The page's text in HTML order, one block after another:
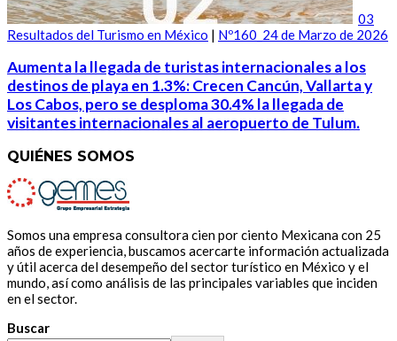
03
Resultados del Turismo en México | Nº160_24 de Marzo de 2026
Aumenta la llegada de turistas internacionales a los
destinos de playa en 1.3%: Crecen Cancún, Vallarta y
Los Cabos, pero se desploma 30.4% la llegada de
visitantes internacionales al aeropuerto de Tulum.
QUIÉNES SOMOS
Somos una empresa consultora cien por ciento Mexicana con 25
años de experiencia, buscamos acercarte información actualizada
y útil acerca del desempeño del sector turístico en México y el
mundo, así como análisis de las principales variables que inciden
en el sector.
Buscar